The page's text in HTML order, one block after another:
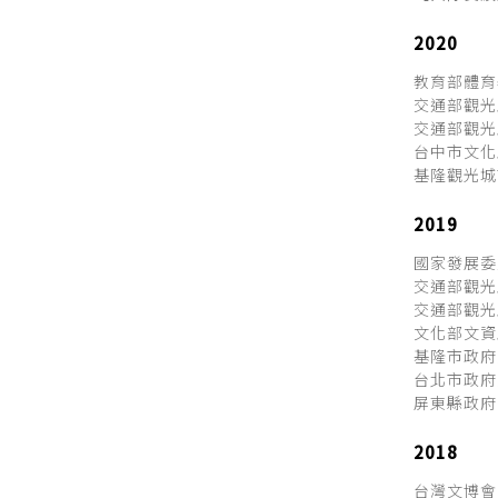
2020
教育部體
交通部觀
交通部觀
台中市文
基隆觀光
2019
國家發展
交通部觀
交通部觀
文化部文
基隆市政
台北市政
屏東縣政
2018
台灣文博